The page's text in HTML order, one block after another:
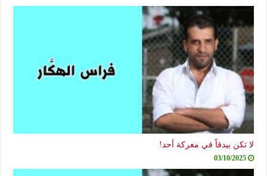
لا تكن بيدقاً في معركة أحد!
03/10/2025